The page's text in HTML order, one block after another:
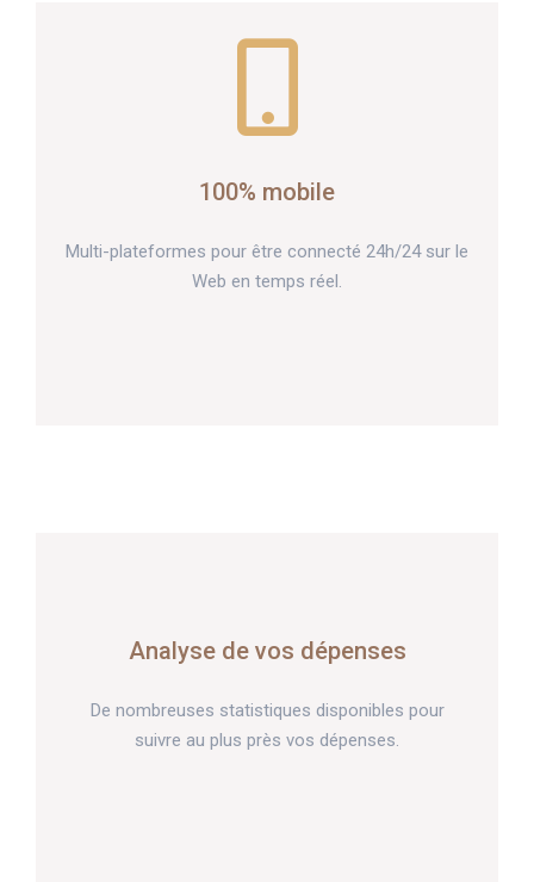
100% mobile
Multi-plateformes pour être connecté 24h/24 sur le
Web en temps réel.
Analyse de vos dépenses
De nombreuses statistiques disponibles pour
suivre au plus près vos dépenses.